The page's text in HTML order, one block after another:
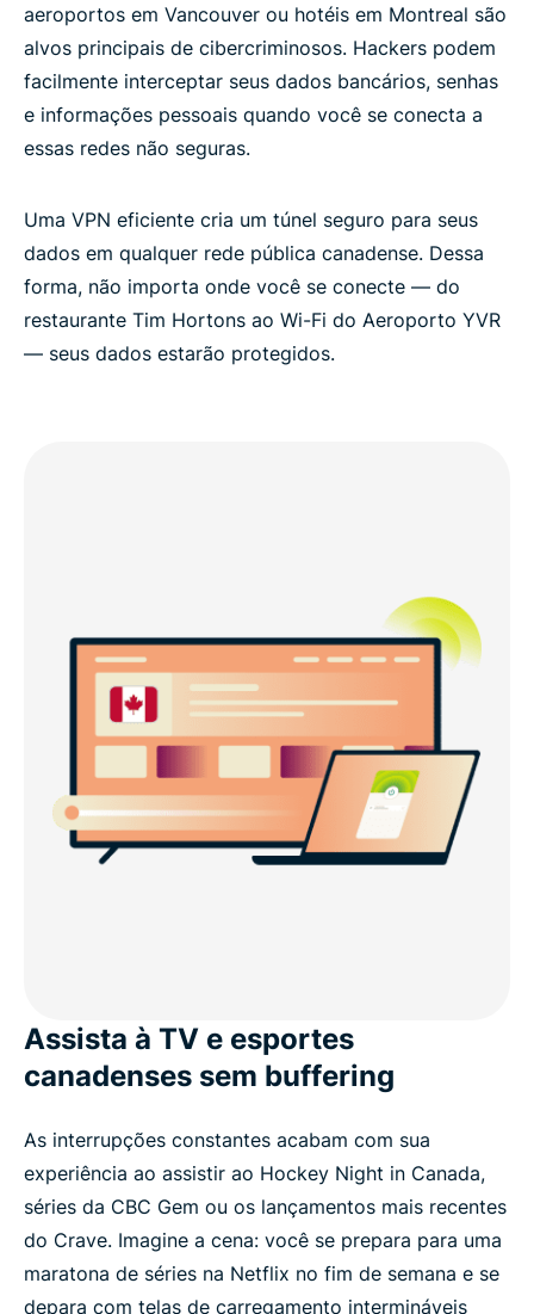
ExpressVPN for all countries
Try the VPN trusted by Canadians risk-free
aeroportos em Vancouver ou hotéis em Montreal são
alvos principais de cibercriminosos. Hackers podem
facilmente interceptar seus dados bancários, senhas
e informações pessoais quando você se conecta a
essas redes não seguras.
Uma VPN eficiente cria um túnel seguro para seus
dados em qualquer rede pública canadense. Dessa
forma, não importa onde você se conecte — do
restaurante Tim Hortons ao Wi-Fi do Aeroporto YVR
— seus dados estarão protegidos.
Assista à TV e esportes
canadenses sem buffering
As interrupções constantes acabam com sua
experiência ao assistir ao Hockey Night in Canada,
séries da CBC Gem ou os lançamentos mais recentes
do Crave. Imagine a cena: você se prepara para uma
maratona de séries na Netflix no fim de semana e se
depara com telas de carregamento intermináveis ​​